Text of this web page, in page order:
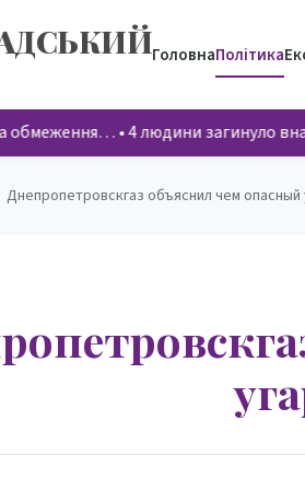
ГоловнаПолітика
обмеження…•4 людини загинуло
Днепропетровскгаз объяснил чем опасный